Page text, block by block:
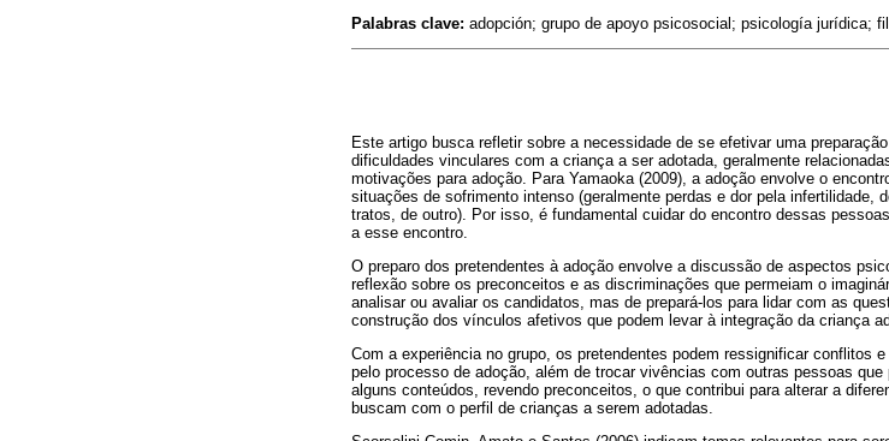
Palabras clave: adopción; grupo de apoyo psicosocial; psicología jurídica;
Este artigo busca refletir sobre a necessidade de se efetivar uma
dificuldades vinculares com a criança a ser adotada, geralmente
motivações para adoção. Para Yamaoka (2009), a adoção envolve o
situações de sofrimento intenso (geralmente perdas e dor pela infertilidade,
tratos, de outro). Por isso, é fundamental cuidar do encontro dessas
a esse encontro.
O preparo dos pretendentes à adoção envolve a discussão de aspectos
reflexão sobre os preconceitos e as discriminações que permeiam o
analisar ou avaliar os candidatos, mas de prepará-los para lidar com as
construção dos vínculos afetivos que podem levar à integração da criança
Com a experiência no grupo, os pretendentes podem ressignificar conflitos
pelo processo de adoção, além de trocar vivências com outras pessoas
alguns conteúdos, revendo preconceitos, o que contribui para alterar a
buscam com o perfil de crianças a serem adotadas.